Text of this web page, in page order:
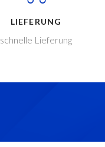
LIEFERUNG
schnelle Lieferung